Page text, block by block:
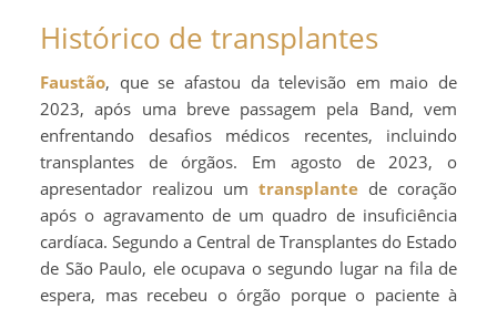
Histórico de transplantes
Faustão, que se afastou da televisão em maio de
2023, após uma breve passagem pela Band, vem
enfrentando desafios médicos recentes, incluindo
transplantes de órgãos. Em agosto de 2023, o
apresentador realizou um transplante de coração
após o agravamento de um quadro de insuficiência
cardíaca. Segundo a Central de Transplantes do Estado
de São Paulo, ele ocupava o segundo lugar na fila de
espera, mas recebeu o órgão porque o paciente à